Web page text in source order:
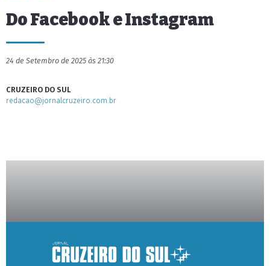
Do Facebook e Instagram
24 de Setembro de 2025 às 21:30
CRUZEIRO DO SUL
redacao@jornalcruzeiro.com.br